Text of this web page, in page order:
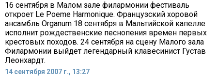
16 сентября в Малом зале филармонии фестиваль
откроет Le Poeme Harmonique. Французский хоровой
ансамбль Organum 18 сентября в Мальтийской капелле
исполнит рождественские песнопения времен первых
крестовых походов. 24 сентября на сцену Малого зала
Филармонии выйдет легендарный клавесинист Густав
Леонхардт.
14 сентября 2007 г., 13:27